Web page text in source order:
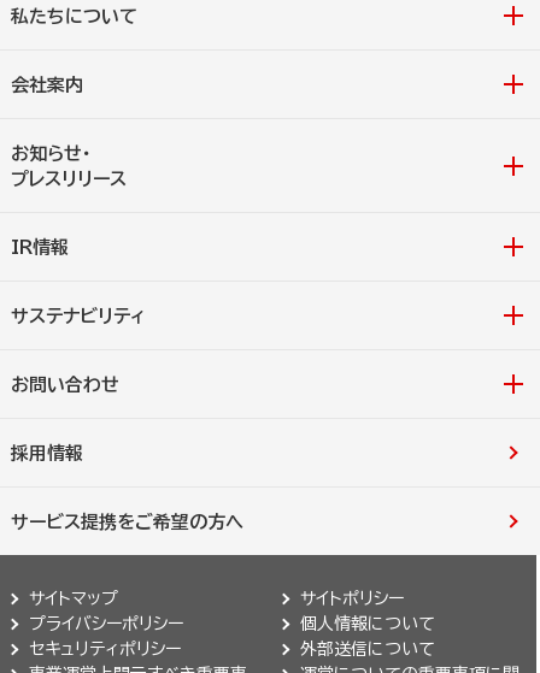
私たちについて
会社案内
お知らせ・
プレスリリース
IR情報
サステナビリティ
お問い合わせ
採用情報
サービス提携をご希望の方へ
サイトマップ
サイトポリシー
プライバシーポリシー
個人情報について
セキュリティポリシー
外部送信について